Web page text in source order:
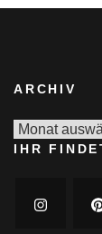
ARCHIV
Archiv
IHR